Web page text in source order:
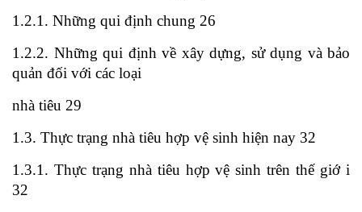
1.2.1. Những qui định chung 26
1.2.2. Những qui định về xây dựng, sử dụng và bảo
quản đối với các loại
nhà tiêu 29
1.3. Thực trạng nhà tiêu hợp vệ sinh hiện nay 32
1.3.1. Thực trạng nhà tiêu hợp vệ sinh trên thế giớ i
32